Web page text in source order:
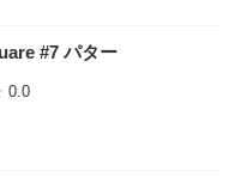
#7 パター
0.0